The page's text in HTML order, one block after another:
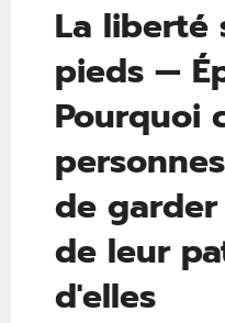
La liberté
pieds —
Pourquoi
de
de leur
d'elles